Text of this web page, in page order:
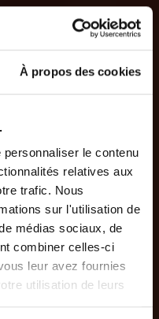
À propos des cookies
le contenu
relatives aux
trafic. Nous
sur l'utilisation de
médias sociaux, de
combiner celles-ci
leur avez fournies
utilisation de leurs